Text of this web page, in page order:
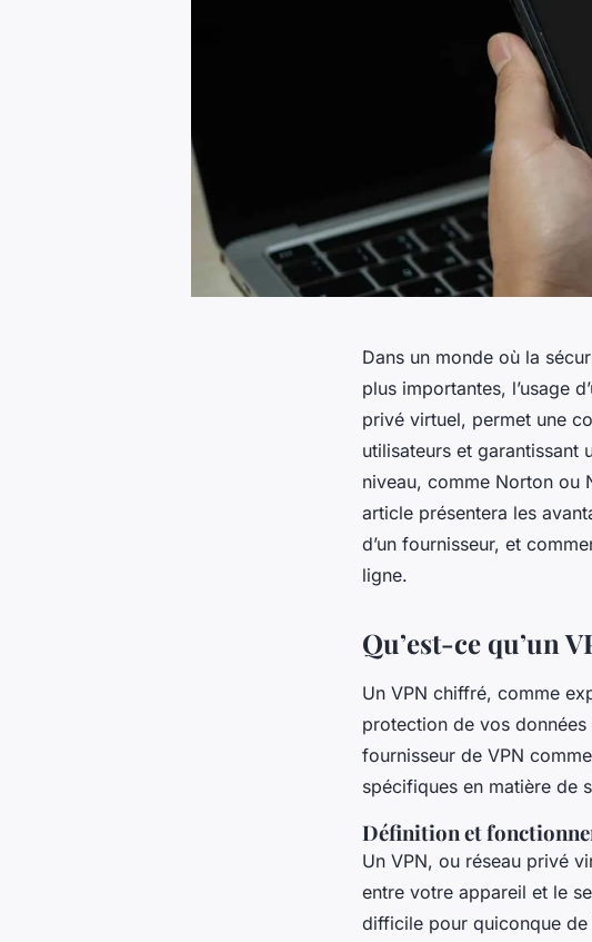
Dans un monde où la
plus importantes, l’usage
privé virtuel, permet une
utilisateurs et garantissant
niveau, comme Norton ou
article présentera les
d’un fournisseur, et
ligne.
Qu’est-ce qu’un
Un VPN chiffré, comme
protection de vos
fournisseur de VPN comme
spécifiques en matière de
Définition et
Un VPN, ou réseau privé
entre votre appareil et le
difficile pour quiconque